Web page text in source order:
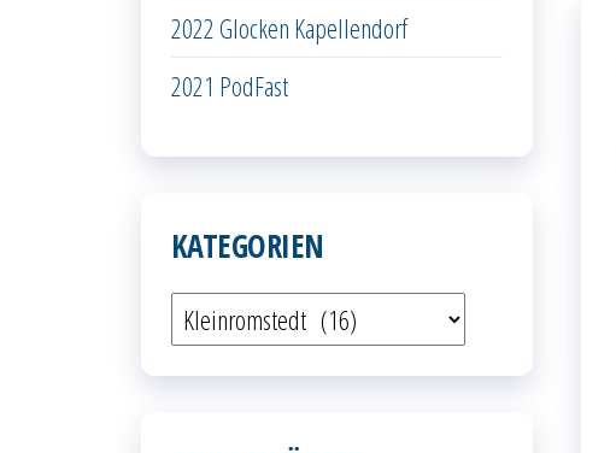
2022 Glocken Kapellendorf
2021 PodFast
KATEGORIEN
Kategorien